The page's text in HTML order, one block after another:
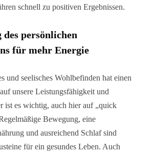
schnell zu positiven Ergebnissen.
persönlichen
für mehr Energie
und seelisches Wohlbefinden hat einen
unsere Leistungsfähigkeit und
ist es wichtig, auch hier auf „quick
Bewegung, eine
und ausreichend Schlaf sind
für ein gesundes Leben. Auch